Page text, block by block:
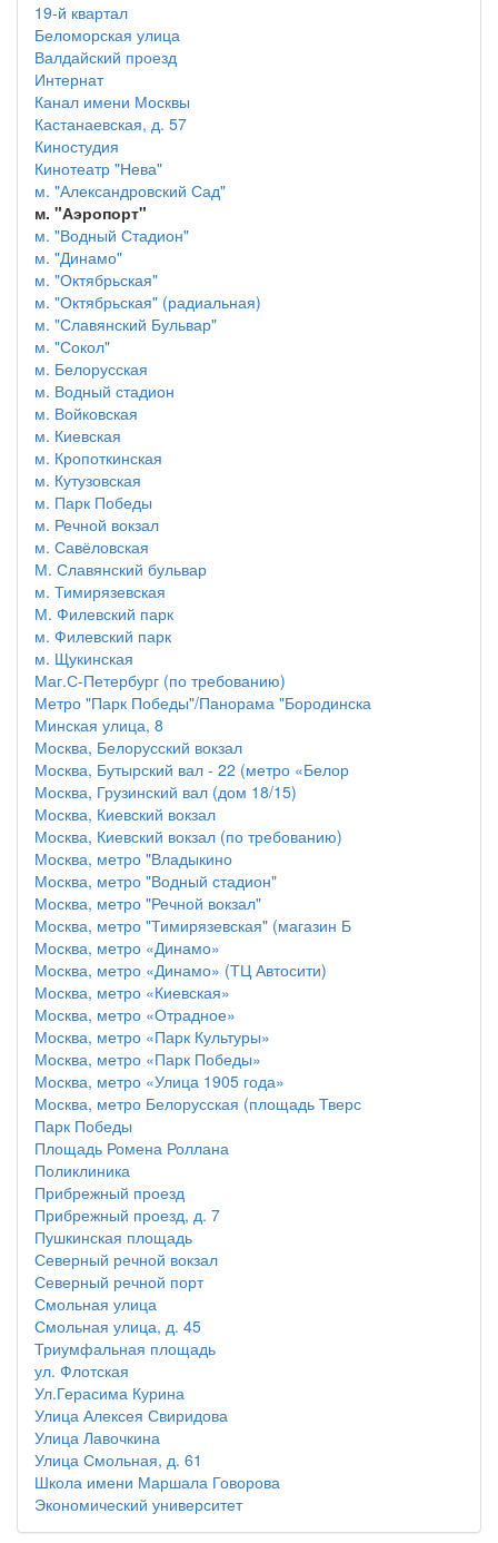
19-й квартал
Беломорская улица
Валдайский проезд
Интернат
Канал имени Москвы
Кастанаевская, д. 57
Киностудия
Кинотеатр "Нева"
м. "Александровский Сад"
м. "Аэропорт"
м. "Водный Стадион"
м. "Динамо"
м. "Октябрьская"
м. "Октябрьская" (радиальная)
м. "Славянский Бульвар"
м. "Сокол"
м. Белорусская
м. Водный стадион
м. Войковская
м. Киевская
м. Кропоткинская
м. Кутузовская
м. Парк Победы
м. Речной вокзал
м. Савёловская
М. Славянский бульвар
м. Тимирязевская
М. Филевский парк
м. Филевский парк
м. Щукинская
Маг.С-Петербург (по требованию)
Метро "Парк Победы"/Панорама "Бородинска
Минская улица, 8
Москва, Белорусский вокзал
Москва, Бутырский вал - 22 (метро «Белор
Москва, Грузинский вал (дом 18/15)
Москва, Киевский вокзал
Москва, Киевский вокзал (по требованию)
Москва, метро "Владыкино
Москва, метро "Водный стадион"
Москва, метро "Речной вокзал"
Москва, метро "Тимирязевская" (магазин Б
Москва, метро «Динамо»
Москва, метро «Динамо» (ТЦ Автосити)
Москва, метро «Киевская»
Москва, метро «Отрадное»
Москва, метро «Парк Культуры»
Москва, метро «Парк Победы»
Москва, метро «Улица 1905 года»
Москва, метро Белорусская (площадь Тверс
Парк Победы
Площадь Ромена Роллана
Поликлиника
Прибрежный проезд
Прибрежный проезд, д. 7
Пушкинская площадь
Северный речной вокзал
Северный речной порт
Смольная улица
Смольная улица, д. 45
Триумфальная площадь
ул. Флотская
Ул.Герасима Курина
Улица Алексея Свиридова
Улица Лавочкина
Улица Смольная, д. 61
Школа имени Маршала Говорова
Экономический университет